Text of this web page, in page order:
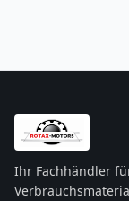
Ihr Fachhändler